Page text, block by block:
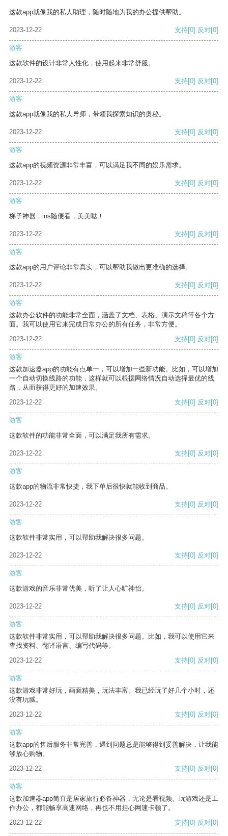
这款app就像我的私人助理，随时随地为我的办公提供帮助。
2023-12-22 支持[0] 反对[0]
游客
这款软件的设计非常人性化，使用起来非常舒服。
2023-12-22 支持[0] 反对[0]
游客
这款app就像我的私人导师，带领我探索知识的奥秘。
2023-12-22 支持[0] 反对[0]
游客
这款app的视频资源非常丰富，可以满足我不同的娱乐需求。
2023-12-22 支持[0] 反对[0]
游客
梯子神器，ins随便看，美美哒！
2023-12-22 支持[0] 反对[0]
游客
这款app的用户评论非常真实，可以帮助我做出更准确的选择。
2023-12-22 支持[0] 反对[0]
游客
这款办公软件的功能非常全面，涵盖了文档、表格、演示文稿等各个方
面。我可以使用它来完成日常办公的所有任务，非常方便。
2023-12-22
支持[0] 反对[0]
游客
这款加速器app的功能有点单一，可以增加一些新功能。比如，可以增加
一个自动切换线路的功能，这样就可以根据网络情况自动选择最优的线
路，从而获得更好的加速效果。
2023-12-22
支持[0] 反对[0]
游客
这款软件的功能非常全面，可以满足我所有需求。
2023-12-22 支持[0] 反对[0]
游客
这款app的物流非常快捷，我下单后很快就能收到商品。
2023-12-22 支持[0] 反对[0]
游客
这款软件非常实用，可以帮助我解决很多问题。
2023-12-22 支持[0] 反对[0]
游客
这款游戏的音乐非常优美，听了让人心旷神怡。
2023-12-22 支持[0] 反对[0]
游客
这款软件非常实用，可以帮助我解决很多问题。比如，我可以使用它来
查找资料、翻译语言、编写代码等。
2023-12-22
支持[0] 反对[0]
游客
这款游戏非常好玩，画面精美，玩法丰富。我已经玩了好几个小时，还
没有玩腻。
2023-12-22
支持[0] 反对[0]
游客
这款app的售后服务非常完善，遇到问题总是能够得到妥善解决，让我能
够放心购物。
2023-12-22
支持[0] 反对[0]
游客
这款加速器app简直是居家旅行必备神器，无论是看视频、玩游戏还是工
作办公，都能畅享高速网络，再也不用担心网速卡顿了。
2023-12-22
支持[0] 反对[0]